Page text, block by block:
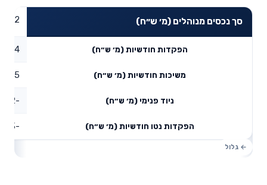
סך נכסים מנוהלים (מ׳ ש״ח)
הפקדות חודשיות (מ׳ ש״ח) 7.64
משיכות חודשיות (מ׳ ש״ח) 7.15
ניוד פנימי (מ׳ ש״ח) -156.52
הפקדות נטו חודשיות (מ׳ ש״ח) -156.03